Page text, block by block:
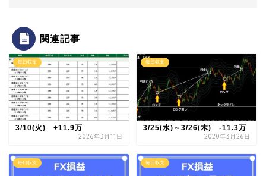
関連記事
毎日収支
3/10(火) +11.9万
2026年3月11日
毎日収支
3/25(水)～3/26(木) -11.3万
2020年3月26日
毎日収支 毎日収支